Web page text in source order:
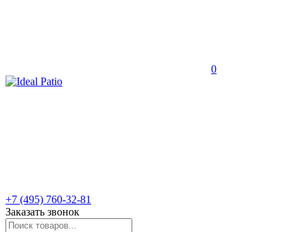
0
+7 (495) 760-32-81
Заказать звонок